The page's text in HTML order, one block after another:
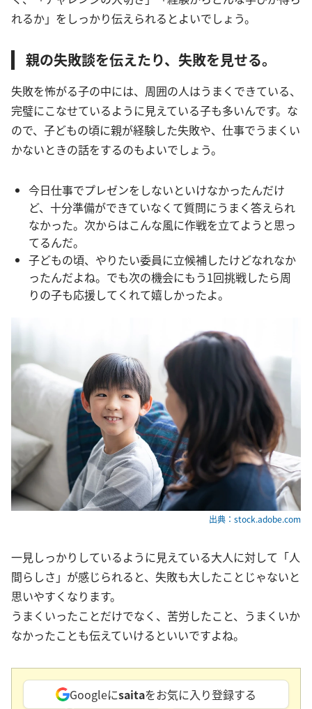
れるか」をしっかり伝えられるとよいでしょう。
親の失敗談を伝えたり、失敗を見せる。
失敗を怖がる子の中には、周囲の人はうまくできている、
完璧にこなせているように見えている子も多いんです。な
ので、子どもの頃に親が経験した失敗や、仕事でうまくい
かないときの話をするのもよいでしょう。
今日仕事でプレゼンをしないといけなかったんだけ
ど、十分準備ができていなくて質問にうまく答えられ
なかった。次からはこんな風に作戦を立てようと思っ
てるんだ。
子どもの頃、やりたい委員に立候補したけどなれなか
ったんだよね。でも次の機会にもう1回挑戦したら周
りの子も応援してくれて嬉しかったよ。
出典：stock.adobe.com
一見しっかりしているように見えている大人に対して「人
間らしさ」が感じられると、失敗も大したことじゃないと
思いやすくなります。
うまくいったことだけでなく、苦労したこと、うまくいか
なかったことも伝えていけるといいですよね。
Googleにsaitaをお気に入り登録する